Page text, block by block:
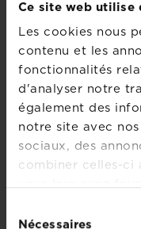
Ce site web utilise
Les cookies nous
contenu et les
fonctionnalités
d'analyser notre
également des
notre site avec
sociaux, des
combiner celles-ci
vous leur avez
Nécessaires
nos
assiettes
avec
ses
couleurs
pimpantes
:
rouge,
jaune,
orange,
et
verte